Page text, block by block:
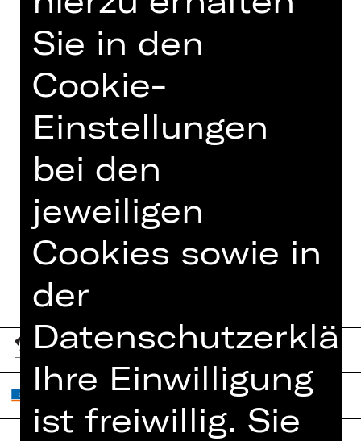
Nationalmuseum
Foto © Jeanette Dietl,
stock.adobe.com
TERMINE UND BESETZUNG
Sie in den
Cookie-
Einstellungen
bei den
jeweiligen
Cookies sowie in
der
Ihre Einwilligung
ist freiwillig. Sie